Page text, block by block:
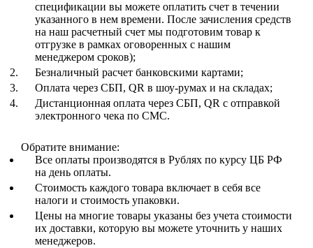
спецификации вы можете оплатить счет в течении
указанного в нем времени. После зачисления средств
на наш расчетный счет мы подготовим товар к
отгрузке в рамках оговоренных с нашим
менеджером сроков);
Безналичный расчет банковскими картами;
Оплата через СБП, QR в шоу-румах и на складах;
Дистанционная оплата через СБП, QR с отправкой
электронного чека по СМС.
Обратите внимание:
Все оплаты производятся в Рублях по курсу ЦБ РФ
на день оплаты.
Стоимость каждого товара включает в себя все
налоги и стоимость упаковки.
Цены на многие товары указаны без учета стоимости
их доставки, которую вы можете уточнить у наших
менеджеров.